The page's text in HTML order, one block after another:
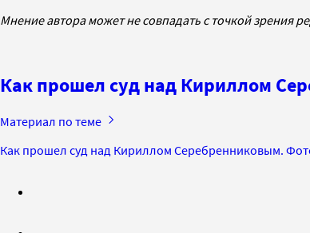
Мнение автора может не совпадать с точкой зрения
Как прошел суд над Кириллом
Материал по теме
Как прошел суд над Кириллом Серебренниковым.